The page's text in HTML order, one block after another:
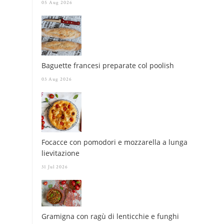
05 Aug 2026
Baguette francesi preparate col poolish
03 Aug 2026
Focacce con pomodori e mozzarella a lunga
lievitazione
31 Jul 2026
Gramigna con ragù di lenticchie e funghi